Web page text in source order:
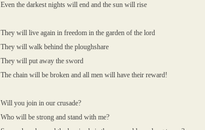
Even the darkest nights will end and the sun will rise
They will live again in freedom in the garden of the lord
They will walk behind the ploughshare
They will put away the sword
The chain will be broken and all men will have their reward!
Will you join in our crusade?
Who will be strong and stand with me?